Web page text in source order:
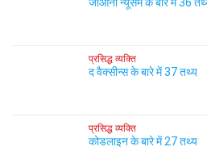
प्रसिद्ध व्यक्ति
द वैक्सीन्स के बारे में 37 तथ्य
प्रसिद्ध व्यक्ति
कोडलाइन के बारे में 27 तथ्य